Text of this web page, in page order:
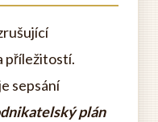
příležitostí.
sepsání
plán